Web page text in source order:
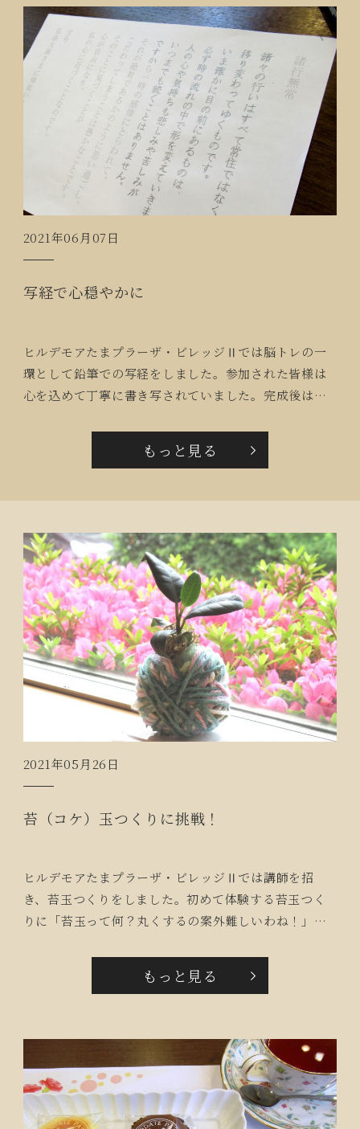
2021年06月07日
写経で心穏やかに
ヒルデモアたまプラーザ・ビレッジⅡでは脳トレの一
環として鉛筆での写経をしました。参加された皆様は
心を込めて丁寧に書き写されていました。完成後はお
もっと見る
2021年05月26日
苔（コケ）玉つくりに挑戦！
ヒルデモアたまプラーザ・ビレッジⅡでは講師を招
き、苔玉つくりをしました。初めて体験する苔玉つく
りに「苔玉って何？丸くするの案外難しいわね！」と
上がりに満足されていました。※今回の苔玉つくりで
もっと見る